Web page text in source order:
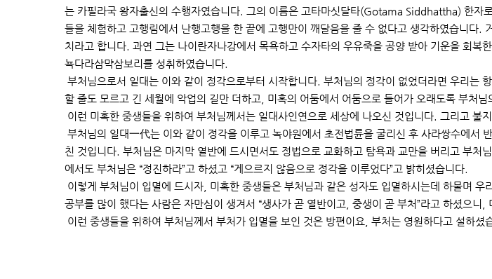
는 카필라국 왕자출신의 수행자였습니다. 그의 이름은 고타마싯달타(Gotama Siddhattha) 한자
들을 체험하고 고행림에서 난행고행을 한 끝에 고행만이 깨달음을 줄 수 없다고 생각하였습니다.
치라고 합니다. 과연 그는 나이란자나강에서 목욕하고 수자타의 우유죽을 공양 받아 기운을 회
뇩다라삼먁삼보리를 성취하였습니다.
부처님으로서 일대는 이와 같이 정각으로부터 시작합니다. 부처님의 정각이 없었더라면 우리는
할 줄도 모르고 긴 세월에 악업의 길만 더하고, 미혹의 어둠에서 어둠으로 들어가 오래도록 부처님
이런 미혹한 중생들을 위하여 부처님께서는 일대사인연으로 세상에 나오신 것입니다. 그리고
부처님의 일대一代는 이와 같이 정각을 이루고 녹야원에서 초전법륜을 굴리신 후 사라쌍수에서
친 것입니다. 부처님은 마지막 열반에 드시면서도 정법으로 교화하고 탐욕과 교만을 버리고 부
에서도 부처님은 “정진하라”고 하셨고 “게으르지 않음으로 정각을 이루었다”고 밝히셨습니다.
이렇게 부처님이 입멸에 드시자, 미혹한 중생들은 부처님과 같은 성자도 입멸하시는데 하물며
공부를 많이 했다는 사람은 자만심이 생겨서 “생사가 곧 열반이고, 중생이 곧 부처”라고 하셨으니,
이런 중생들을 위하여 부처님께서 부처가 입멸을 보인 것은 방편이요, 부처는 영원하다고 설하셨